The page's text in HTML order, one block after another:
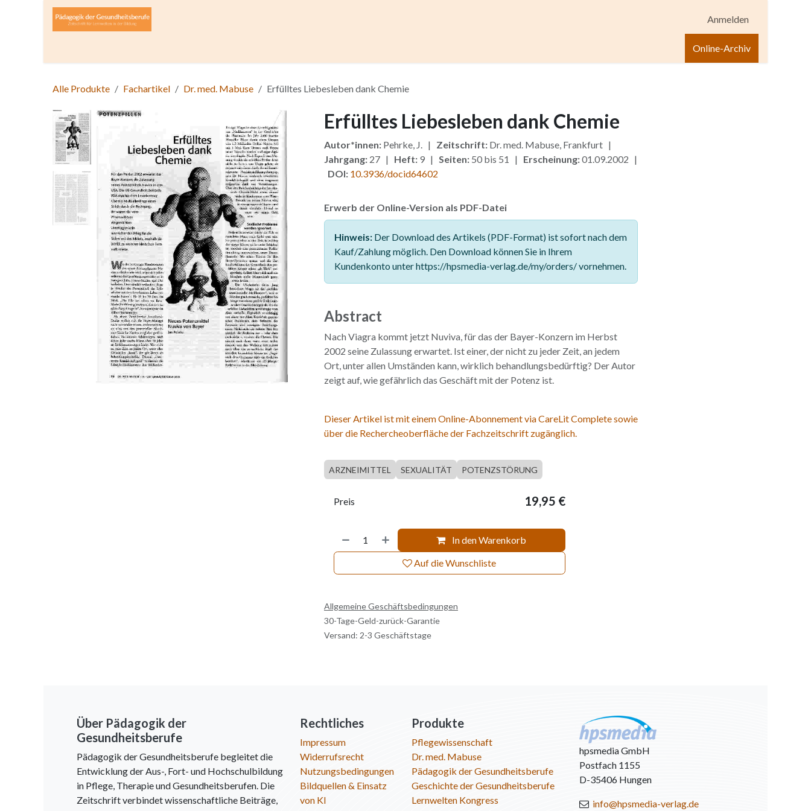
Zum Inhalt springen
Anmelden
Online-Archiv
Alle Produkte Fachartikel Dr. med. Mabuse Erfülltes Liebesleben dank Chemie
Erfülltes Liebesleben dank Chemie
Autor*innen:Pehrke, J. | Zeitschrift:Dr. med. Mabuse, Frankfurt |
Jahrgang:27 | Heft:9 | Seiten:50 bis 51 | Erscheinung:01.09.2002 |
DOI: 10.3936/docid64602
Erwerb der Online-Version als PDF-Datei
Hinweis:Der Download des Artikels (PDF-Format) ist sofort nach dem
Kauf/Zahlung möglich. Den Download können Sie in Ihrem
Kundenkonto unter https://hpsmedia-verlag.de/my/orders/ vornehmen.
Abstract
Nach Viagra kommt jetzt Nuviva, für das der Bayer-Konzern im Herbst
2002 seine Zulassung erwartet. Ist einer, der nicht zu jeder Zeit, an jedem
Ort, unter allen Umständen kann, wirklich behandlungsbedürftig? Der Autor
zeigt auf, wie gefährlich das Geschäft mit der Potenz ist.
Dieser Artikel ist mit einem Online-Abonnement via CareLit Complete sowie
über die Rechercheoberfläche der Fachzeitschrift zugänglich.
ARZNEIMITTEL SEXUALITÄT POTENZSTÖRUNG
In den Warenkorb
Auf die Wunschliste
Preis 19,95 €
Allgemeine Geschäftsbedingungen
30-Tage-Geld-zurück-Garantie
Versand: 2-3 Geschäftstage
Über Pädagogik der
Gesundheitsberufe
Pädagogik der Gesundheitsberufe begleitet die
Entwicklung der Aus-, Fort- und Hochschulbildung
in Pflege, Therapie und Gesundheitsberufen. Die
Zeitschrift verbindet wissenschaftliche Beiträge,
Rechtliches
Impressum
Widerrufsrecht
Nutzungsbedingungen
Bildquellen & Einsatz
von KI
Produkte
Pflegewissenschaft
Dr. med. Mabuse
Pädagogik der Gesundheitsberufe
Geschichte der Gesundheitsberufe
Lernwelten Kongress
hpsmedia GmbH
Postfach 1155
D-35406 Hungen
info@hpsmedia-verlag.de